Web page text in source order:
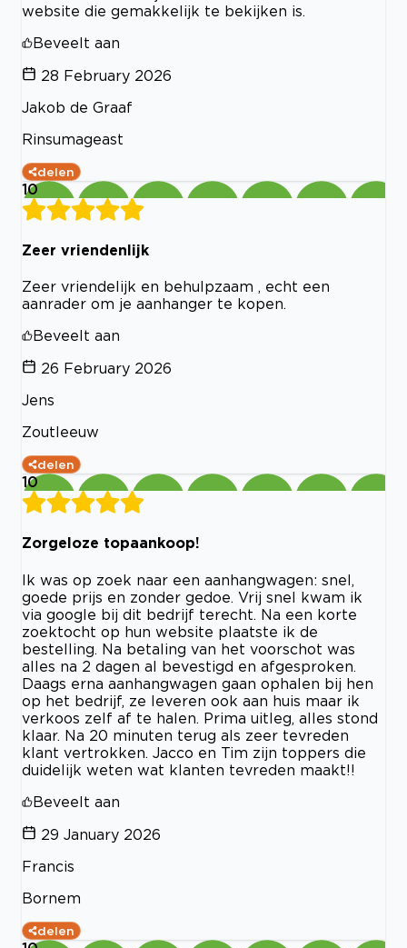
website die gemakkelijk te bekijken is.
Beveelt aan
28 February 2026
Jakob de Graaf
Rinsumageast
delen
10
Zeer vriendenlijk
Zeer vriendelijk en behulpzaam , echt een
aanrader om je aanhanger te kopen.
Beveelt aan
26 February 2026
Jens
Zoutleeuw
delen
10
Zorgeloze topaankoop!
Ik was op zoek naar een aanhangwagen: snel,
goede prijs en zonder gedoe. Vrij snel kwam ik
via google bij dit bedrijf terecht. Na een korte
zoektocht op hun website plaatste ik de
bestelling. Na betaling van het voorschot was
alles na 2 dagen al bevestigd en afgesproken.
Daags erna aanhangwagen gaan ophalen bij hen
op het bedrijf, ze leveren ook aan huis maar ik
verkoos zelf af te halen. Prima uitleg, alles stond
klaar. Na 20 minuten terug als zeer tevreden
klant vertrokken. Jacco en Tim zijn toppers die
duidelijk weten wat klanten tevreden maakt!!
Beveelt aan
29 January 2026
Francis
Bornem
delen